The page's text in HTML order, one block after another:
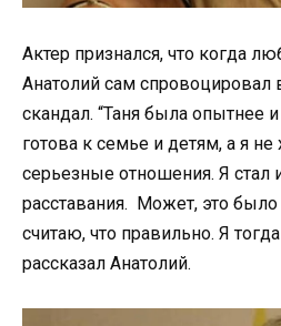
Актер признался, что когда
Анатолий сам
скандал. “Таня была опытнее
готова к семье и детям, а я не
серьезные отношения. Я стал
расставания. Может, это было
считаю, что правильно. Я
рассказал Анатолий.